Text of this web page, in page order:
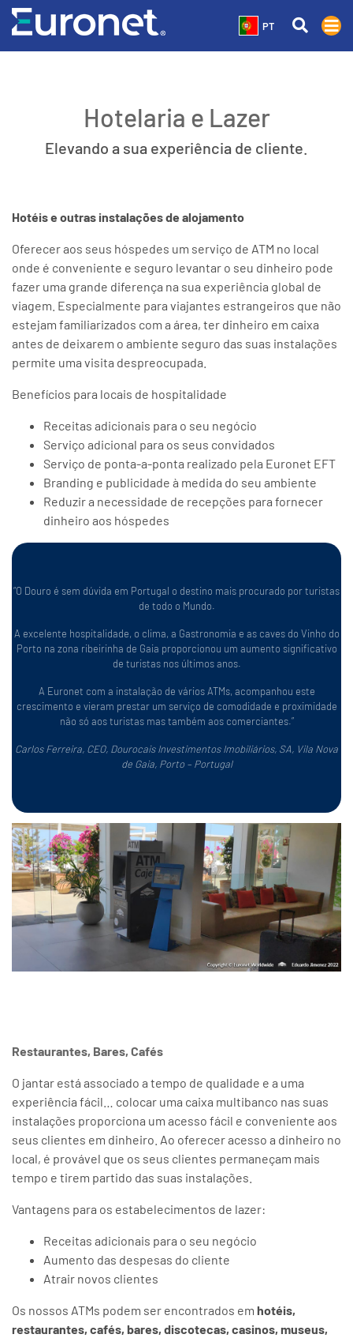
PT
Hotelaria e Lazer
Elevando a sua experiência de cliente.
Hotéis e outras instalações de alojamento
Oferecer aos seus hóspedes um serviço de ATM no local
onde é conveniente e seguro levantar o seu dinheiro pode
fazer uma grande diferença na sua experiência global de
viagem. Especialmente para viajantes estrangeiros que não
estejam familiarizados com a área, ter dinheiro em caixa
antes de deixarem o ambiente seguro das suas instalações
permite uma visita despreocupada.
Benefícios para locais de hospitalidade
Receitas adicionais para o seu negócio
Serviço adicional para os seus convidados
Serviço de ponta-a-ponta realizado pela Euronet EFT
Branding e publicidade à medida do seu ambiente
Reduzir a necessidade de recepções para fornecer
dinheiro aos hóspedes
“O Douro é sem dúvida em Portugal o destino mais procurado por turistas
de todo o Mundo.
A excelente hospitalidade, o clima, a Gastronomia e as caves do Vinho do
Porto na zona ribeirinha de Gaia proporcionou um aumento significativo
de turistas nos últimos anos.
A Euronet com a instalação de vários ATMs, acompanhou este
crescimento e vieram prestar um serviço de comodidade e proximidade
não só aos turistas mas também aos comerciantes.”
Carlos Ferreira, CEO, Dourocais Investimentos Imobiliários, SA, Vila Nova
de Gaia, Porto – Portugal
Restaurantes, Bares, Cafés
O jantar está associado a tempo de qualidade e a uma
experiência fácil… colocar uma caixa multibanco nas suas
instalações proporciona um acesso fácil e conveniente aos
seus clientes em dinheiro. Ao oferecer acesso a dinheiro no
local, é provável que os seus clientes permaneçam mais
tempo e tirem partido das suas instalações.
Vantagens para os estabelecimentos de lazer:
Receitas adicionais para o seu negócio
Aumento das despesas do cliente
Atrair novos clientes
Os nossos ATMs podem ser encontrados em hotéis,
restaurantes, cafés, bares, discotecas, casinos, museus,